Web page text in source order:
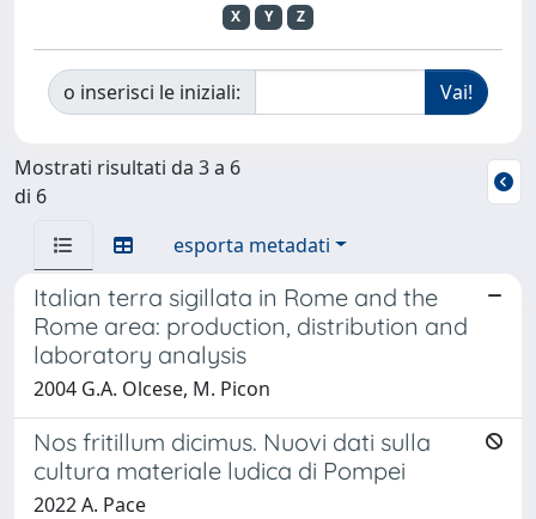
X
Y Z
o inserisci le iniziali:
Mostrati risultati da 3 a 6
di 6
esporta metadati
Italian terra sigillata in Rome and the
Rome area: production, distribution and
laboratory analysis
2004 G.A. Olcese, M. Picon
Nos fritillum dicimus. Nuovi dati sulla
cultura materiale ludica di Pompei
2022 A. Pace